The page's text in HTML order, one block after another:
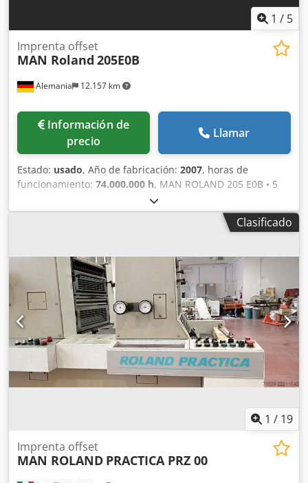
1 / 5
Alemania 12.157 km
Imprenta offset
MAN Roland 205E0B
Información de
precio
Llamar
Estado: usado, Año de fabricación: 2007, horas de
funcionamiento: 74.000.000 h, MAN ROLAND 205 E0B • 5
colores • Tamaño máximo: 520 mm x 740 mm • Paquete
ProfitPlus Premium: - Alimentador de doble hoja - Unidad
de lavado Baldwin - Guía de cartón completa Dkodpfx
Sistema antiestático Kersten • Sistema de registro Bacher •
Pulverizador de polvo: Grafix 72 Digital Plus • Alcosmart •
Interfaz PressManager Smart • Smart R 200 Online •
Control remoto de tinta y registro: RCI • ColorPilot Smart •
Dispositivo de lavado automático para: - Rodillos
entintadores, cilindros de impresión y de mantilla • Control
electrónico de alimentación de hojas • Entrega sin pausa •
Panel de control en entrega • Lector JobCard • Dispositivo
para cartón • En producción • Ubicación: Alemania •
Disponible: inmediata
Clasificado
1 / 19
Imprenta offset
MAN ROLAND PRACTICA PRZ 00